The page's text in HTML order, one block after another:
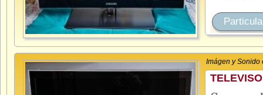
Imágen y Sonido